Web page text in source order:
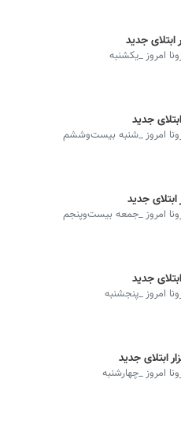
امروز _یکشنبه
کرونا امروز _شنبه بیست‌وششم
امروز _جمعه بیست‌وپنجم
امروز _پنجشنبه
امروز _چهارشنبه